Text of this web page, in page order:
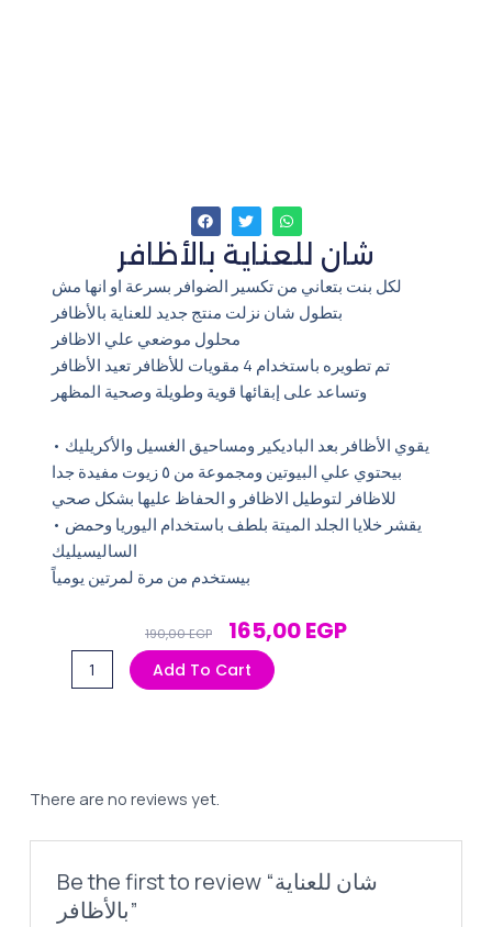
شان للعناية بالأظافر
لكل بنت بتعاني من تكسير الضوافر بسرعة او انها مش
بتطول شان نزلت منتج جديد للعناية بالأظافر
‎محلول موضعي علي الاظافر
تم تطويره باستخدام 4 مقويات للأظافر تعيد الأظافر
وتساعد على إبقائها قوية وطويلة وصحية المظهر
• يقوي الأظافر بعد الباديكير ومساحيق الغسيل والأكريليك
بيحتوي علي البيوتين ومجموعة من ٥ زيوت مفيدة جدا
للاظافر لتوطيل الاظافر و الحفاظ عليها بشكل صحي
• يقشر خلايا الجلد الميتة بلطف باستخدام اليوريا وحمض
الساليسيليك
بيستخدم من مرة لمرتين يومياً
190,00EGP Original
Price
Was:
165,00EGPCurrent
Add To Cart
There are no reviews yet.
Be the first to review “شان للعناية
بالأظافر”